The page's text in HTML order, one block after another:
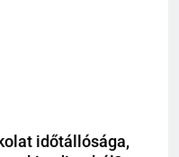
időtállósága,